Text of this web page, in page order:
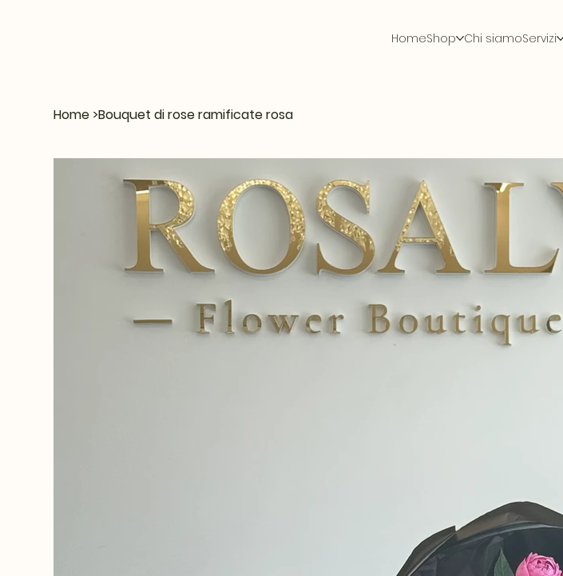
HomeShop Chi siamoServizi
Home >Bouquet di rose ramificate rosa